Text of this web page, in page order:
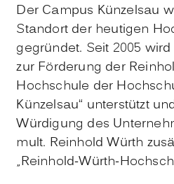
Der Campus Künzelsau
Standort der heutigen
gegründet. Seit 2005
zur Förderung der
Hochschule der
Künzelsau“ unterstützt
Würdigung des
mult. Reinhold Würth
„Reinhold-Würth-